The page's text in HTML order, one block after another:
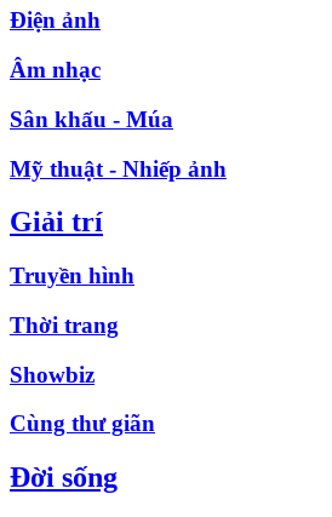
Điện ảnh
Âm nhạc
Sân khấu - Múa
Mỹ thuật - Nhiếp ảnh
Giải trí
Truyền hình
Thời trang
Showbiz
Cùng thư giãn
Đời sống